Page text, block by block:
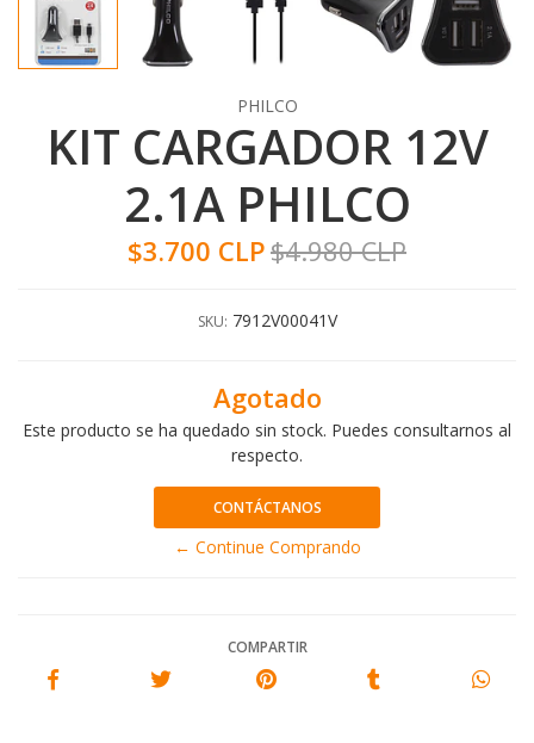
PHILCO
KIT CARGADOR 12V
2.1A PHILCO
$3.700 CLP$4.980 CLP
SKU: 7912V00041V
Agotado
Este producto se ha quedado sin stock. Puedes consultarnos al
respecto.
CONTÁCTANOS
← Continue Comprando
COMPARTIR